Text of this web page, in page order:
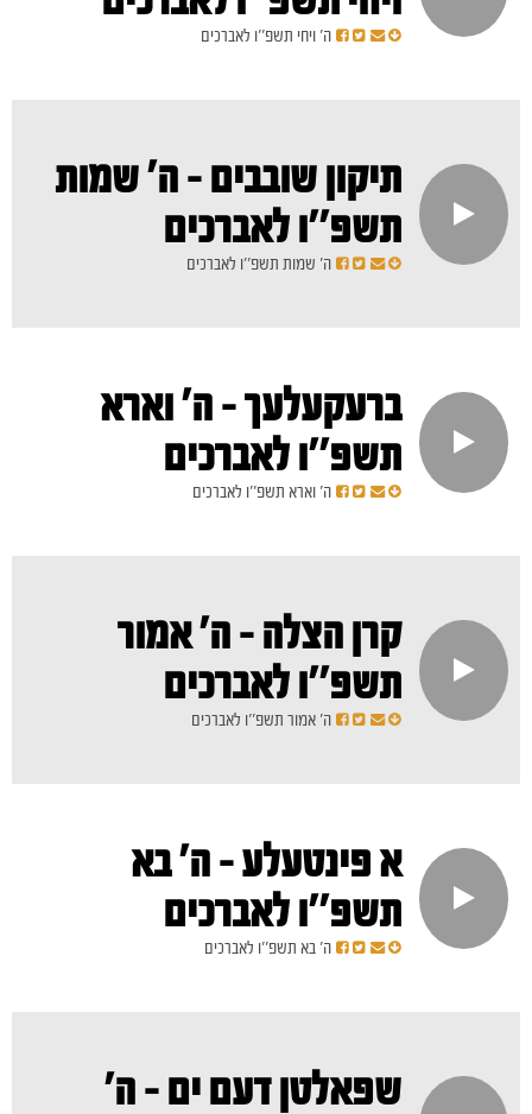
ה' ויחי תשפ''ו לאברכים
תיקון שובבים - ה' שמות
תשפ''ו לאברכים
ה' שמות תשפ''ו לאברכים
ברעקעלעך - ה' וארא
תשפ''ו לאברכים
ה' וארא תשפ''ו לאברכים
קרן הצלה - ה' אמור
תשפ''ו לאברכים
ה' אמור תשפ''ו לאברכים
א פינטעלע - ה' בא
תשפ''ו לאברכים
ה' בא תשפ''ו לאברכים
שפאלטן דעם ים - ה'